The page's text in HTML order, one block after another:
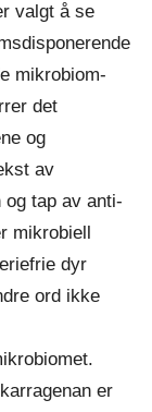
valgt å se
mikrobiom-
det
og
av
tap av anti-
mikrobiell
dyr
ord ikke
er